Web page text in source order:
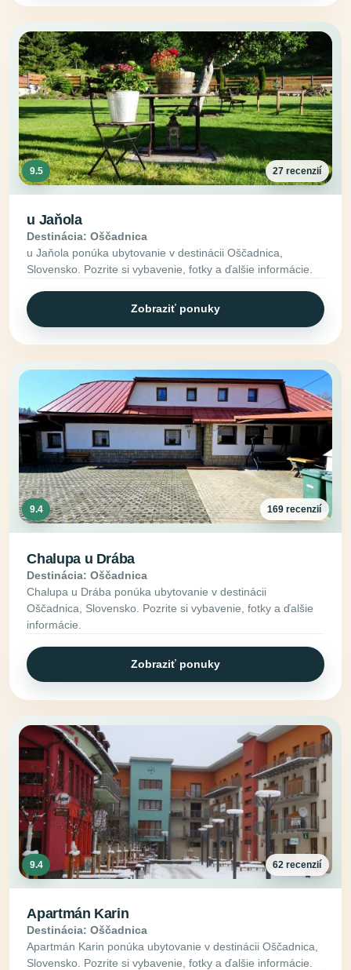
9.5 27 recenzií
u Jaňola
Destinácia: Oščadnica
u Jaňola ponúka ubytovanie v destinácii Oščadnica,
Slovensko. Pozrite si vybavenie, fotky a ďalšie informácie.
Zobraziť ponuky
9.4 169 recenzií
Chalupa u Drába
Destinácia: Oščadnica
Chalupa u Drába ponúka ubytovanie v destinácii
Oščadnica, Slovensko. Pozrite si vybavenie, fotky a ďalšie
informácie.
Zobraziť ponuky
9.4 62 recenzií
Apartmán Karin
Destinácia: Oščadnica
Apartmán Karin ponúka ubytovanie v destinácii Oščadnica,
Slovensko. Pozrite si vybavenie, fotky a ďalšie informácie.